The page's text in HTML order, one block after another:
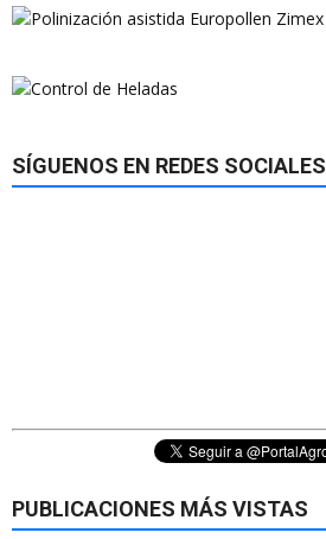
SÍGUENOS EN REDES SOCIALES
PUBLICACIONES MÁS VISTAS